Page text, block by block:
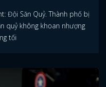
Đội Săn Quỷ. Thành phố bị
quỷ không khoan nhượng
tối